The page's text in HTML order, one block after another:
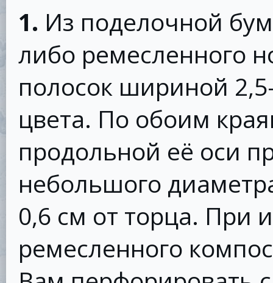
1. Из поделочной
либо ремесленного
полосок шириной
цвета. По обоим
продольной её оси
небольшого
0,6 см от торца. При
ремесленного